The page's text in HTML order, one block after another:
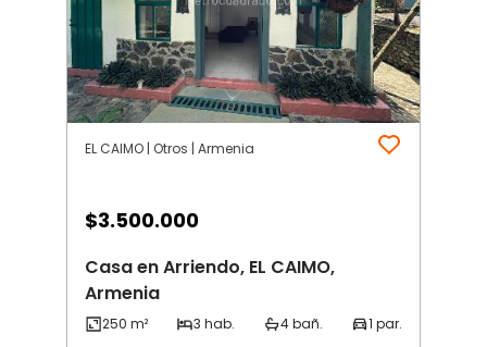
EL CAIMO | Otros | Armenia
$3.500.000
Casa en Arriendo, EL CAIMO,
Armenia